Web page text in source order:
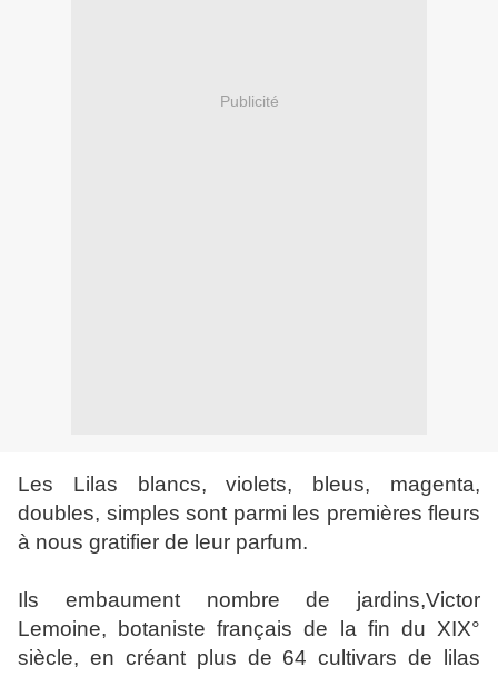
Publicité
Les Lilas blancs, violets, bleus, magenta,
doubles, simples sont parmi les premières fleurs
à nous gratifier de leur parfum.
Ils embaument nombre de jardins,Victor
Lemoine, botaniste français de la fin du XIX°
siècle, en créant plus de 64 cultivars de lilas